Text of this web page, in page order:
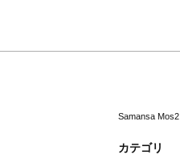
Samansa Mos2
カテゴリ